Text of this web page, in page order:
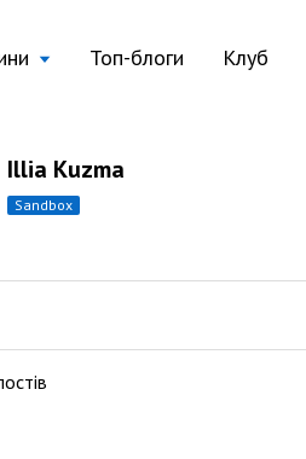
Топ-блоги Клуб
Illia Kuzma
sandbox